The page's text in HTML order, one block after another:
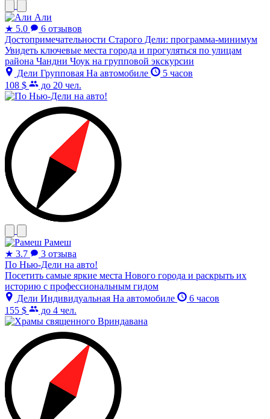
Али
★ 5.0
6 отзывов
Достопримечательности Старого Дели: программа-минимум
Увидеть ключевые места города и прогуляться по улицам
района Чандни Чоук на групповой экскурсии
Дели Групповая На автомобиле
5 часов
108 $
до 20 чел.
Рамеш
★ 3.7
3 отзыва
По Нью-Дели на авто!
Посетить самые яркие места Нового города и раскрыть их
историю с профессиональным гидом
Дели Индивидуальная На автомобиле
6 часов
155 $
до 4 чел.